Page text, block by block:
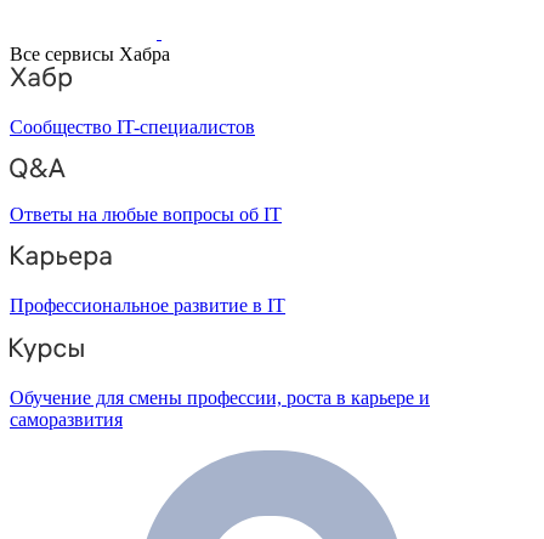
Все сервисы Хабра
Сообщество IT-специалистов
Ответы на любые вопросы об IT
Профессиональное развитие в IT
Обучение для смены профессии, роста в карьере и
саморазвития